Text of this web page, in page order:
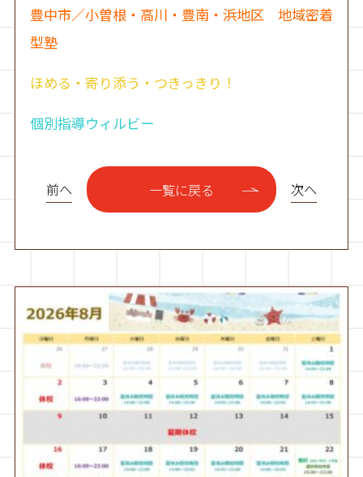
豊中市／小曽根・高川・豊南・浜地区 地域密着
型塾
ほめる・寄り添う・つきっきり！
個別指導ウィルビー
前へ 一覧に戻る 次へ